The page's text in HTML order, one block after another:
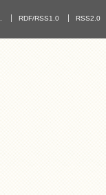
RDF/RSS1.0 RSS2.0